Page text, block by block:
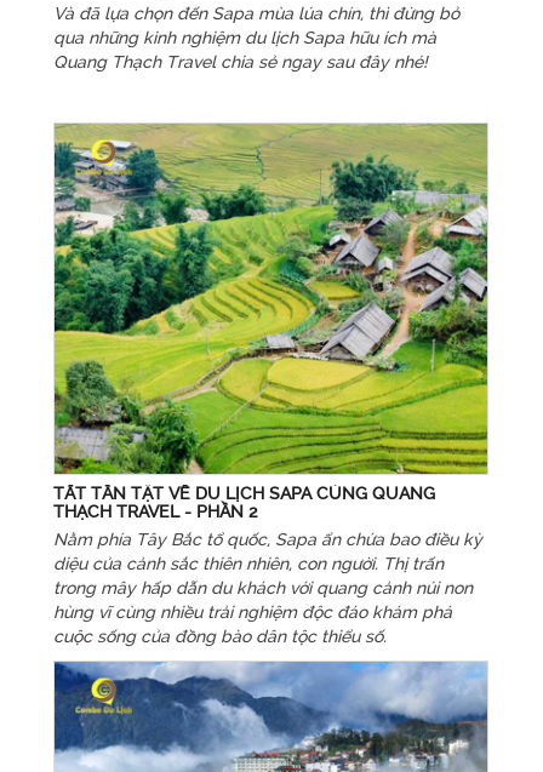
Và đã lựa chọn đến Sapa mùa lúa chín, thì đừng bỏ
qua những kinh nghiệm du lịch Sapa hữu ích mà
Quang Thạch Travel chia sẻ ngay sau đây nhé!
TẤT TẦN TẬT VỀ DU LỊCH SAPA CÙNG QUANG
THẠCH TRAVEL - PHẦN 2
Nằm phía Tây Bắc tổ quốc, Sapa ẩn chứa bao điều kỳ
diệu của cảnh sắc thiên nhiên, con người. Thị trấn
trong mây hấp dẫn du khách với quang cảnh núi non
hùng vĩ cùng nhiều trải nghiệm độc đáo khám phá
cuộc sống của đồng bào dân tộc thiểu số.